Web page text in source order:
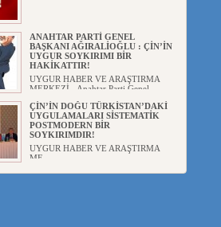
ANAHTAR PARTİ GENEL
BAŞKANI AĞIRALİOĞLU : ÇİN’İN
UYGUR SOYKIRIMI BİR
HAKİKATTIR!
UYGUR HABER VE ARAŞTIRMA
MERKEZİ Anahtar Parti Genel
ÇİN’İN DOĞU TÜRKİSTAN’DAKİ
UYGULAMALARI SİSTEMATİK
POSTMODERN BİR
SOYKIRIMDIR!
UYGUR HABER VE ARAŞTIRMA
ME...
DİYANET AKADEMİSİ BAŞKANI